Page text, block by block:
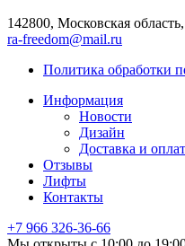
142800, Московская
ra-freedom@mail.ru
Политика обработки
Информация
Новости
Дизайн
Доставка и
Отзывы
Лифты
Контакты
+7 966 326-36-66